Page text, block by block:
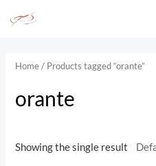
Home/ Products tagged “orante”
orante
Showing the single result